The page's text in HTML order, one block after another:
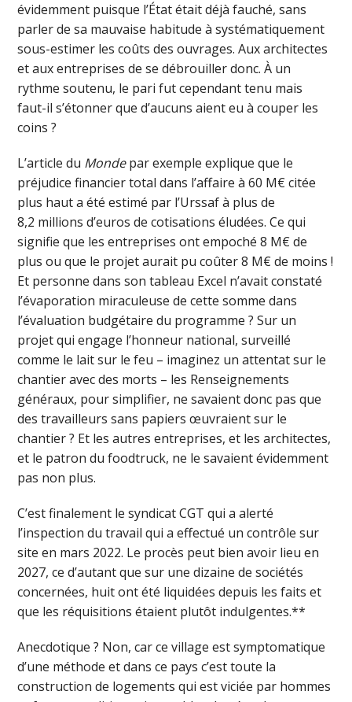
évidemment puisque l’État était déjà fauché, sans
parler de sa mauvaise habitude à systématiquement
sous-estimer les coûts des ouvrages. Aux architectes
et aux entreprises de se débrouiller donc. À un
rythme soutenu, le pari fut cependant tenu mais
faut-il s’étonner que d’aucuns aient eu à couper les
coins ?
L’article du Mondepar exemple explique que le
préjudice financier total dans l’affaire à 60 M€ citée
plus haut a été estimé par l’Urssaf à plus de
8,2 millions d’euros de cotisations éludées. Ce qui
signifie que les entreprises ont empoché 8 M€ de
plus ou que le projet aurait pu coûter 8 M€ de moins !
Et personne dans son tableau Excel n’avait constaté
l’évaporation miraculeuse de cette somme dans
l’évaluation budgétaire du programme ? Sur un
projet qui engage l’honneur national, surveillé
comme le lait sur le feu – imaginez un attentat sur le
chantier avec des morts – les Renseignements
généraux, pour simplifier, ne savaient donc pas que
des travailleurs sans papiers œuvraient sur le
chantier ? Et les autres entreprises, et les architectes,
et le patron du foodtruck, ne le savaient évidemment
pas non plus.
C’est finalement le syndicat CGT qui a alerté
l’inspection du travail qui a effectué un contrôle sur
site en mars 2022. Le procès peut bien avoir lieu en
2027, ce d’autant que sur une dizaine de sociétés
concernées, huit ont été liquidées depuis les faits et
que les réquisitions étaient plutôt indulgentes.**
Anecdotique ? Non, car ce village est symptomatique
d’une méthode et dans ce pays c’est toute la
construction de logements qui est viciée par hommes